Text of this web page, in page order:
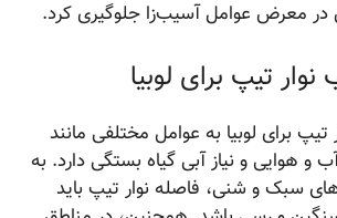
در معرض عوامل آسیب‌زا جلوگیری کرد.
تیپ برای لوبیا
برای لوبیا به عوامل مختلفی مانند
و هوایی و نیاز آبی گیاه بستگی دارد. به
سبک و شنی، فاصله نوار تیپ باید